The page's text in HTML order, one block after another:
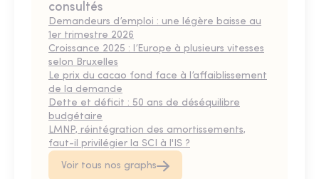
consultés
Demandeurs d’emploi : une légère baisse au
1er trimestre 2026
Croissance 2025 : l’Europe à plusieurs vitesses
selon Bruxelles
Le prix du cacao fond face à l’affaiblissement
de la demande
Dette et déficit : 50 ans de déséquilibre
budgétaire
LMNP, réintégration des amortissements,
faut-il privilégier la SCI à l'IS ?
Voir tous nos graphs